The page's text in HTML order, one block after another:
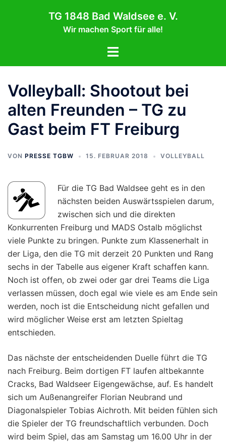
TG 1848 Bad Waldsee e. V.
Wir machen Sport für alle!
Menü
Volleyball: Shootout bei
alten Freunden – TG zu
Gast beim FT Freiburg
VON PRESSE TGBW 15. FEBRUAR 2018 VOLLEYBALL
Für die TG Bad Waldsee geht es in den
nächsten beiden Auswärtsspielen darum,
zwischen sich und die direkten
Konkurrenten Freiburg und MADS Ostalb möglichst
viele Punkte zu bringen. Punkte zum Klassenerhalt in
der Liga, den die TG mit derzeit 20 Punkten und Rang
sechs in der Tabelle aus eigener Kraft schaffen kann.
Noch ist offen, ob zwei oder gar drei Teams die Liga
verlassen müssen, doch egal wie viele es am Ende sein
werden, noch ist die Entscheidung nicht gefallen und
wird möglicher Weise erst am letzten Spieltag
entschieden.
Das nächste der entscheidenden Duelle führt die TG
nach Freiburg. Beim dortigen FT laufen altbekannte
Cracks, Bad Waldseer Eigengewächse, auf. Es handelt
sich um Außenangreifer Florian Neubrand und
Diagonalspieler Tobias Aichroth. Mit beiden fühlen sich
die Spieler der TG freundschaftlich verbunden. Doch
wird beim Spiel, das am Samstag um 16.00 Uhr in der